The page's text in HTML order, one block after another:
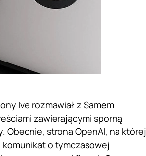
Ive rozmawiał z Samem
zawierającymi sporną
Obecnie, strona OpenAI, na której
o tymczasowej